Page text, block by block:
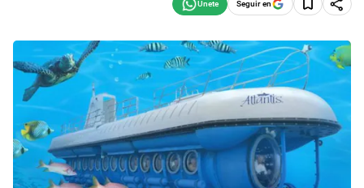
Seguir en